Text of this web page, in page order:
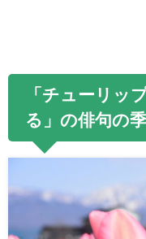
「チューリッ
る」の俳句の